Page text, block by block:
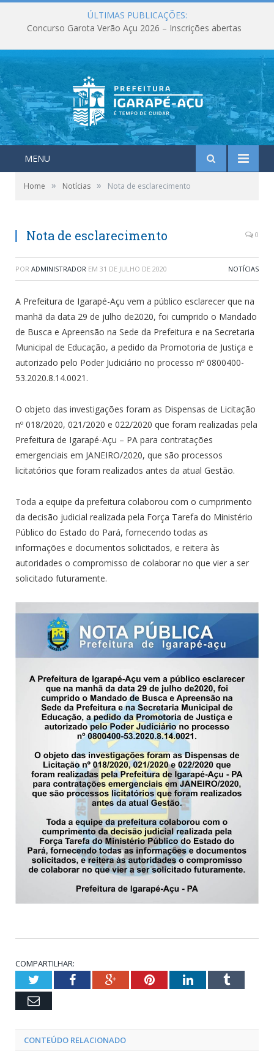
ÚLTIMAS PUBLICAÇÕES:
Concurso Garota Verão Açu 2026 – Inscrições abertas
MENU
Home » Notícias » Nota de esclarecimento
Nota de esclarecimento 0
POR ADMINISTRADOR EM 31 DE JULHO DE 2020 NOTÍCIAS
A Prefeitura de Igarapé-Açu vem a público esclarecer que na
manhã da data 29 de julho de2020, foi cumprido o Mandado
de Busca e Apreensão na Sede da Prefeitura e na Secretaria
Municipal de Educação, a pedido da Promotoria de Justiça e
autorizado pelo Poder Judiciário no processo nº 0800400-
53.2020.8.14.0021.
O objeto das investigações foram as Dispensas de Licitação
nº 018/2020, 021/2020 e 022/2020 que foram realizadas pela
Prefeitura de Igarapé-Açu – PA para contratações
emergenciais em JANEIRO/2020, que são processos
licitatórios que foram realizados antes da atual Gestão.
Toda a equipe da prefeitura colaborou com o cumprimento
da decisão judicial realizada pela Força Tarefa do Ministério
Público do Estado do Pará, fornecendo todas as
informações e documentos solicitados, e reitera às
autoridades o compromisso de colaborar no que vier a ser
solicitado futuramente.
COMPARTILHAR:
TwitterFacebookGoogle+PinterestLinkedInTumblr
Email
CONTEÚDO RELACIONADO